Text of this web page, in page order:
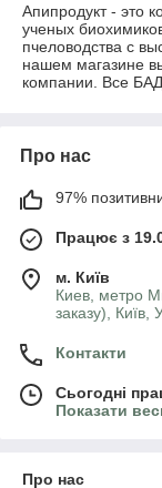
Апипродукт - это
ученых
пчеловодства с
нашем магазине
компании. Все
Про нас
97%
Працює з
м. Київ
Киев, метро
заказу), Київ,
Контакти
Сьогодні
Показати
Про нас